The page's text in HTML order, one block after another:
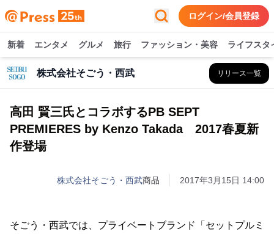
ログイン/会員登録
新着 エンタメ グルメ 旅行 ファッション・美容 ライフスタ
株式会社そごう・西武 リリース一覧
高田 賢三氏とコラボするPB SEPT
PREMIERES by Kenzo Takada 2017春夏新
作登場
株式会社そごう・西武商品 2017年3月15日 14:00
そごう・西武では、プライベートブランド「セットプルミ